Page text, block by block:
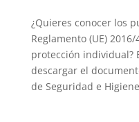
¿Quieres conocer los
Reglamento (UE)
protección individual?
descargar el
de Seguridad e